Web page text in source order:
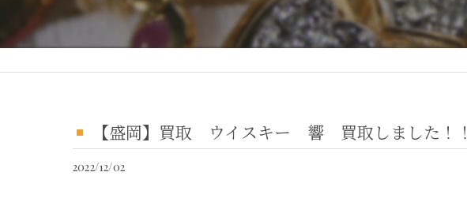
【盛岡】買取 ウイスキー 響 買取しました！！
2022/12/02